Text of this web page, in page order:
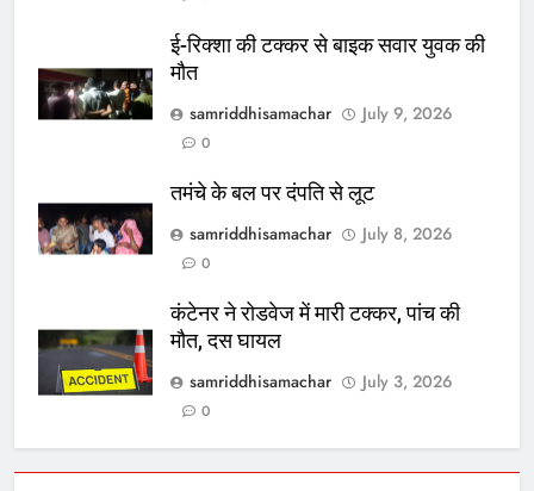
ई-रिक्शा की टक्कर से बाइक सवार युवक की
मौत
samriddhisamachar
July 9, 2026
0
तमंचे के बल पर दंपति से लूट
samriddhisamachar
July 8, 2026
0
कंटेनर ने रोडवेज में मारी टक्कर, पांच की
मौत, दस घायल
samriddhisamachar
July 3, 2026
0